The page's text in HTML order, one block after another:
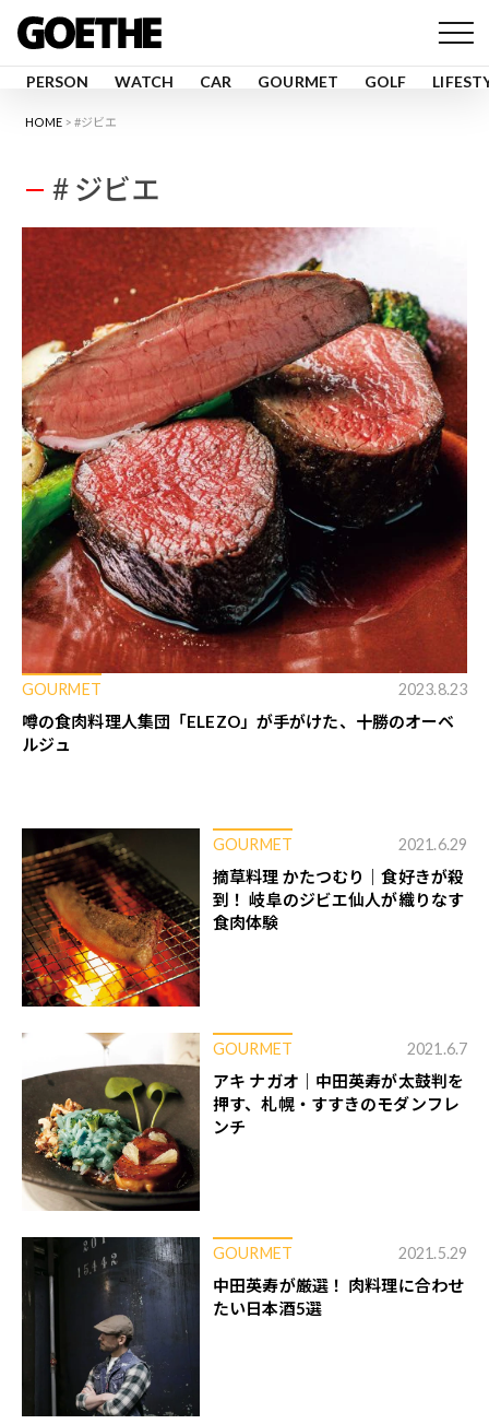
PERSON WATCH CAR GOURMET GOLF
HOME #ジビエ
# ジビエ
GOURMET 2023.8.23
噂の食肉料理人集団「ELEZO」が手がけた、十勝のオーベ
ルジュ
GOURMET 2021.6.29
摘草料理 かたつむり｜食好きが殺
到！ 岐阜のジビエ仙人が織りなす
食肉体験
GOURMET 2021.6.7
アキ ナガオ｜中田英寿が太鼓判を
押す、札幌・すすきのモダンフレ
ンチ
GOURMET 2021.5.29
中田英寿が厳選！ 肉料理に合わせ
たい日本酒5選